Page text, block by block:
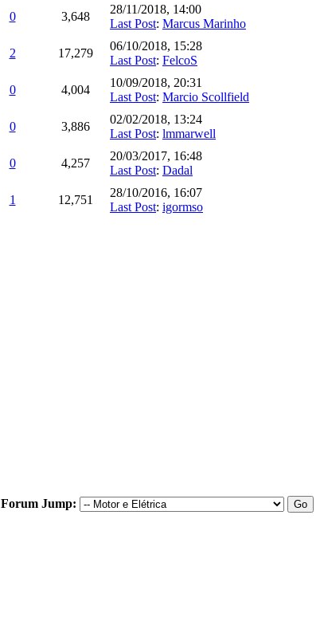
0 3,648
28/11/2018, 14:00
Last Post: Marcus Marinho
2 17,279
06/10/2018, 15:28
Last Post: FelcoS
0 4,004
10/09/2018, 20:31
Last Post: Marcio Scollfield
0 3,886
02/02/2018, 13:24
Last Post: lmmarwell
0 4,257
20/03/2017, 16:48
Last Post: Dadal
1 12,751
28/10/2016, 16:07
Last Post: igormso
Forum Jump: